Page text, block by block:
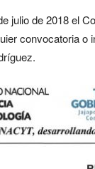
julio de 2018 el
convocatoria o